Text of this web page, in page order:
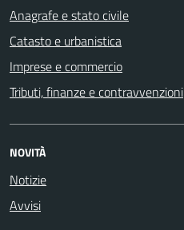
Anagrafe e stato civile
Catasto e urbanistica
Imprese e commercio
Tributi, finanze e contravvenzioni
NOVITÀ
Notizie
Avvisi